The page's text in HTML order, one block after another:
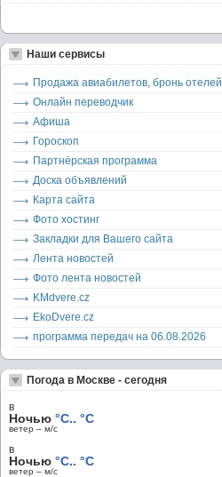
Наши сервисы
Продажа авиабилетов, бронь отелей
Онлайн переводчик
Афиша
Гороскоп
Партнёрская программа
Доска объявлений
Карта сайта
Фото хостинг
Закладки для Вашего сайта
Лента новостей
Фото лента новостей
KMdvere.cz
EkoDvere.cz
программа передач на 06.08.2026
Погода в Москве - сегодня
в
Ночью °C.. °C
ветер – м/c
в
Ночью °C.. °C
ветер – м/c